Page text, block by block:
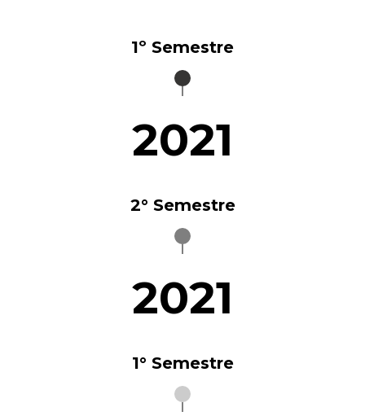
1º Semestre
2021
2° Semestre
2021
1° Semestre